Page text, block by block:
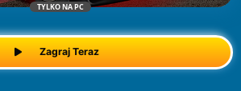
TYLKO NA PC
Zagraj Teraz